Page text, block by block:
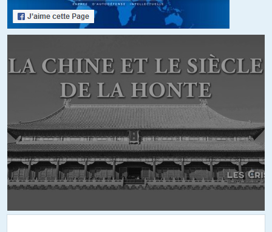
génocide des Iroquois, en utilisant le mot « extirper »… il faut
comparer les Amérindiens avec les peuples minoritaires de
autant de locuteurs du tchouktche par exemple, et
l’enseignement se fait toujours en langues régionales dans
2000+ écoles primaires alors que la République française risque
de s’effondrer si 50 enfants font leur maternelle en breton)
-s’est construit par l’esclavage
-est le seul à avoir utilisé des bombes atomiques, qui plus est sur
des cibles civils, qui plus est contre un pays vaincu (il a estimé,
avec raison selon moi, que même Staline, dictateur s’il en est,
n’aurait pas atomisé l’Allemagne en Avril 45 s’il avait eu la
bombe A – peut-être en 1942, mais en 1945 probablement pas),
qui plus est contre un pays ne disposant pas de bombes
-A massacré plus d’un million de civils au Vietnam et dans les